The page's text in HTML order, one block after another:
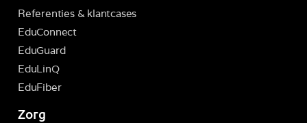
Referenties & klantcases
EduConnect
EduGuard
EduLinQ
EduFiber
Zorg